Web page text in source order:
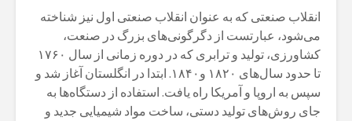
انقلاب صنعتی که به عنوان انقلاب صنعتی اول نیز شناخته
می‌شود، عبارتست از دگرگونی‌های بزرگ در صنعت،
کشاورزی، تولید و ترابری که در دوره زمانی از سال ۱۷۶۰
تا حدود سال‌های ۱۸۲۰ و۱۸۴۰. ابتدا در انگلستان آغاز شد و
سپس به اروپا و آمریکا راه یافت. استفاده از دستگاه‌ها به
جای روش‌های تولید دستی، ساخت مواد شیمیایی جدید و